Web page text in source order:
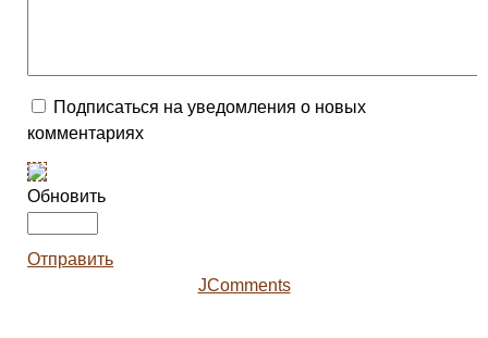
Подписаться на уведомления о новых
комментариях
Обновить
Отправить
JComments